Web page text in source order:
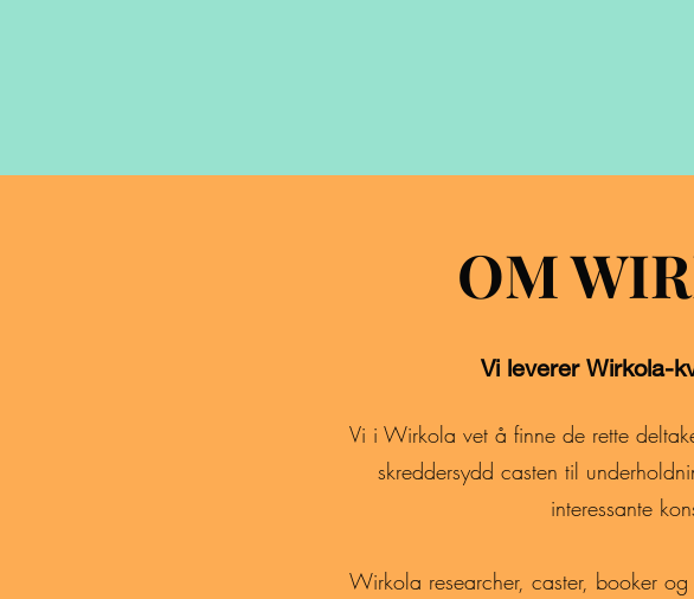
OM
Vi leverer Wirkola-
Vi i Wirkola vet å finne de rette
skreddersydd casten til
interessante
Wirkola researcher, caster, booker